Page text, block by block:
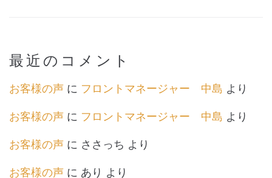
最近のコメント
お客様の声 に フロントマネージャー 中島 より
お客様の声 に フロントマネージャー 中島 より
お客様の声 に ささっち より
お客様の声 に あり より